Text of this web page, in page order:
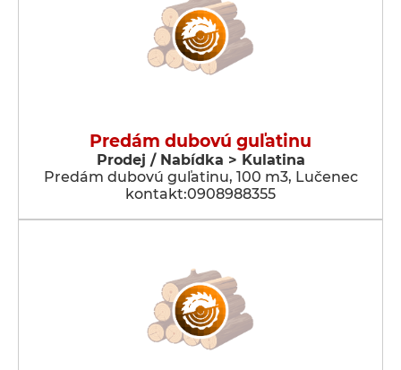
Predám dubovú guľatinu
Prodej / Nabídka > Kulatina
Predám dubovú guľatinu, 100 m3, Lučenec
kontakt:0908988355